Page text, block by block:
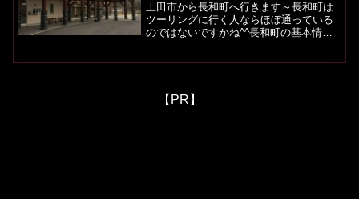
上田市から長和町へ行きます～長和町は
ツーリングに行く人ならほぼ通っている
のではないですかね^^長和町の基本情報
【PR】